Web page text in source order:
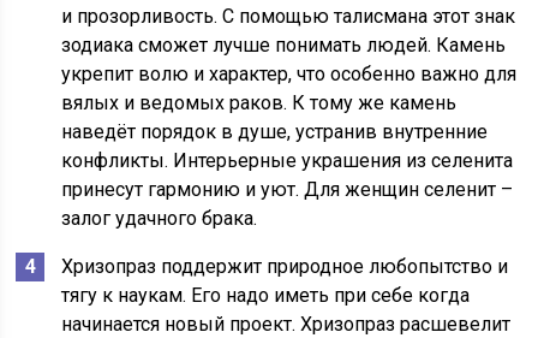
и прозорливость. С помощью талисмана этот знак
зодиака сможет лучше понимать людей. Камень
укрепит волю и характер, что особенно важно для
вялых и ведомых раков. К тому же камень
наведёт порядок в душе, устранив внутренние
конфликты. Интерьерные украшения из селенита
принесут гармонию и уют. Для женщин селенит –
залог удачного брака.
Хризопраз поддержит природное любопытство и
тягу к наукам. Его надо иметь при себе когда
начинается новый проект. Хризопраз расшевелит